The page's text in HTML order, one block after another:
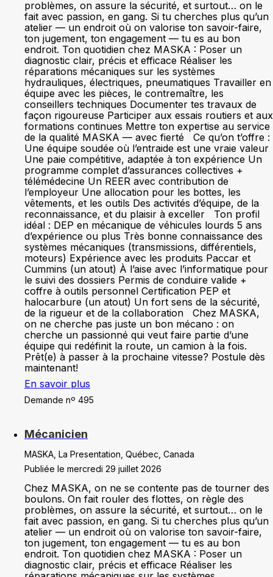
problèmes, on assure la sécurité, et surtout… on le
fait avec passion, en gang. Si tu cherches plus qu’un
atelier — un endroit où on valorise ton savoir-faire,
ton jugement, ton engagement — tu es au bon
endroit. Ton quotidien chez MASKA : Poser un
diagnostic clair, précis et efficace Réaliser les
réparations mécaniques sur les systèmes
hydrauliques, électriques, pneumatiques Travailler en
équipe avec les pièces, le contremaître, les
conseillers techniques Documenter tes travaux de
façon rigoureuse Participer aux essais routiers et aux
formations continues Mettre ton expertise au service
de la qualité MASKA — avec fierté Ce qu’on t’offre :
Une équipe soudée où l’entraide est une vraie valeur
Une paie compétitive, adaptée à ton expérience Un
programme complet d’assurances collectives +
télémédecine Un REER avec contribution de
l’employeur Une allocation pour les bottes, les
vêtements, et les outils Des activités d’équipe, de la
reconnaissance, et du plaisir à exceller Ton profil
idéal : DEP en mécanique de véhicules lourds 5 ans
d’expérience ou plus Très bonne connaissance des
systèmes mécaniques (transmissions, différentiels,
moteurs) Expérience avec les produits Paccar et
Cummins (un atout) À l’aise avec l’informatique pour
le suivi des dossiers Permis de conduire valide +
coffre à outils personnel Certification PEP et
halocarbure (un atout) Un fort sens de la sécurité,
de la rigueur et de la collaboration Chez MASKA,
on ne cherche pas juste un bon mécano : on
cherche un passionné qui veut faire partie d’une
équipe qui redéfinit la route, un camion à la fois.
Prêt(e) à passer à la prochaine vitesse? Postule dès
maintenant!
En savoir plus
Demande nº 495
Mécanicien
MASKA, La Presentation, Québec, Canada
Publiée le mercredi 29 juillet 2026
Chez MASKA, on ne se contente pas de tourner des
boulons. On fait rouler des flottes, on règle des
problèmes, on assure la sécurité, et surtout… on le
fait avec passion, en gang. Si tu cherches plus qu’un
atelier — un endroit où on valorise ton savoir-faire,
ton jugement, ton engagement — tu es au bon
endroit. Ton quotidien chez MASKA : Poser un
diagnostic clair, précis et efficace Réaliser les